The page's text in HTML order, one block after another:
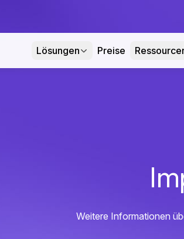
Lösungen Preise
Weitere Informationen